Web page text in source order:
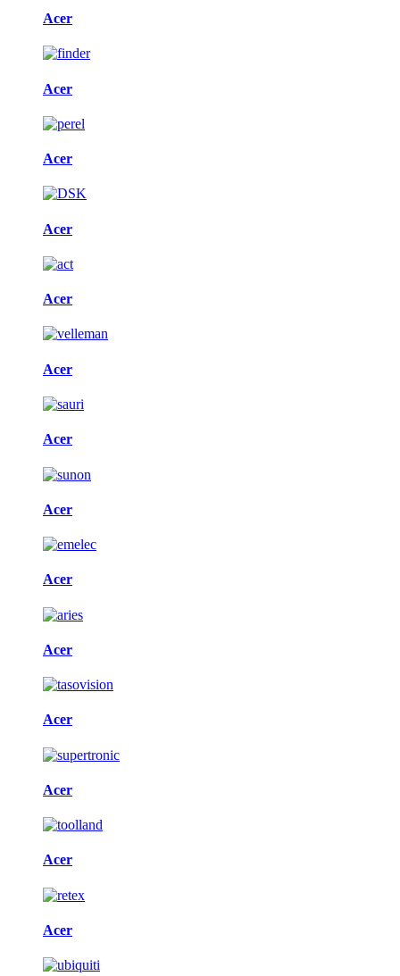
Acer
Acer
Acer
Acer
Acer
Acer
Acer
Acer
Acer
Acer
Acer
Acer
Acer
Acer